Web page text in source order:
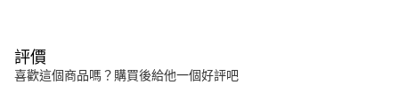
評價
喜歡這個商品嗎？購買後給他一個好評吧